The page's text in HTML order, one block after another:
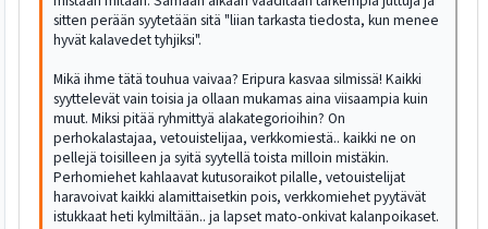
sitten perään syytetään sitä "liian tarkasta tiedosta, kun menee
hyvät kalavedet tyhjiksi".
Mikä ihme tätä touhua vaivaa? Eripura kasvaa silmissä! Kaikki
syyttelevät vain toisia ja ollaan mukamas aina viisaampia kuin
muut. Miksi pitää ryhmittyä alakategorioihin? On
perhokalastajaa, vetouistelijaa, verkkomiestä.. kaikki ne on
pellejä toisilleen ja syitä syytellä toista milloin mistäkin.
Perhomiehet kahlaavat kutusoraikot pilalle, vetouistelijat
haravoivat kaikki alamittaisetkin pois, verkkomiehet pyytävät
istukkaat heti kylmiltään.. ja lapset mato-onkivat kalanpoikaset.